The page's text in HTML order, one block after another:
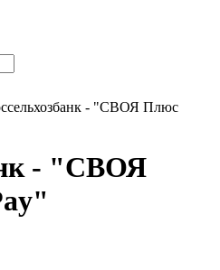
- "СВОЯ Плюс
- "СВОЯ